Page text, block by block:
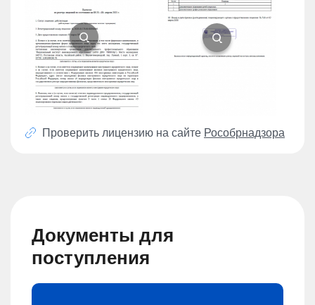
Проверить лицензию на сайте Рособрнадзора
Документы для
поступления